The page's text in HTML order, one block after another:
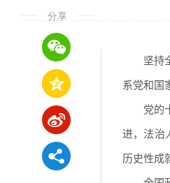
分享
坚持
系党和国
党的
进，法治
历史性成